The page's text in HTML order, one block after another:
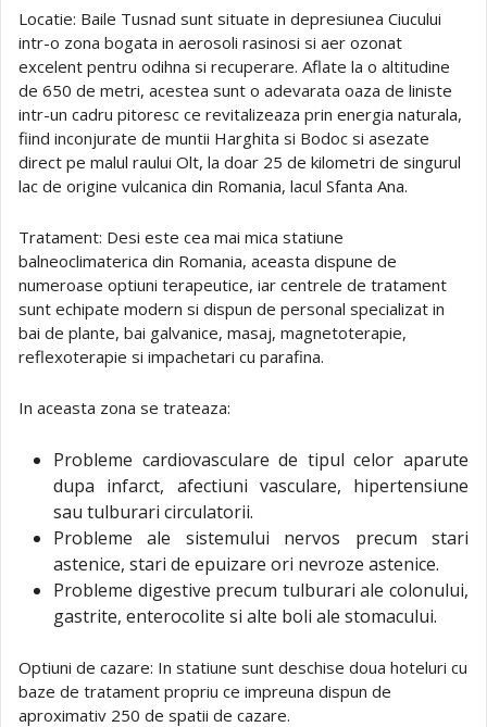
Locatie: Baile Tusnad sunt situate in depresiunea Ciucului
intr-o zona bogata in aerosoli rasinosi si aer ozonat
excelent pentru odihna si recuperare. Aflate la o altitudine
de 650 de metri, acestea sunt o adevarata oaza de liniste
intr-un cadru pitoresc ce revitalizeaza prin energia naturala,
fiind inconjurate de muntii Harghita si Bodoc si asezate
direct pe malul raului Olt, la doar 25 de kilometri de singurul
lac de origine vulcanica din Romania, lacul Sfanta Ana.
Tratament: Desi este cea mai mica statiune
balneoclimaterica din Romania, aceasta dispune de
numeroase optiuni terapeutice, iar centrele de tratament
sunt echipate modern si dispun de personal specializat in
bai de plante, bai galvanice, masaj, magnetoterapie,
reflexoterapie si impachetari cu parafina.
In aceasta zona se trateaza:
Probleme cardiovasculare de tipul celor aparute
dupa infarct, afectiuni vasculare, hipertensiune
sau tulburari circulatorii.
Probleme ale sistemului nervos precum stari
astenice, stari de epuizare ori nevroze astenice.
Probleme digestive precum tulburari ale colonului,
gastrite, enterocolite si alte boli ale stomacului.
Optiuni de cazare: In statiune sunt deschise doua hoteluri cu
baze de tratament propriu ce impreuna dispun de
aproximativ 250 de spatii de cazare.